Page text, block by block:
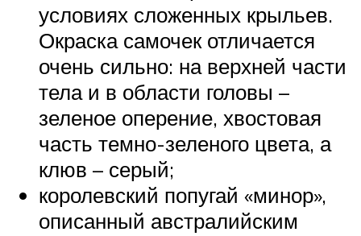
условиях сложенных крыльев.
Окраска самочек отличается
очень сильно: на верхней части
тела и в области головы –
зеленое оперение, хвостовая
часть темно-зеленого цвета, а
клюв – серый;
королевский попугай «минор»,
описанный австралийским